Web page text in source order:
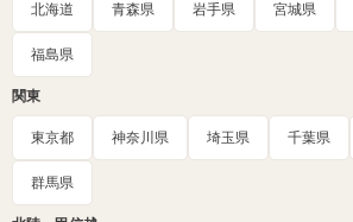
北海道 青森県 岩手県 宮城県
福島県
関東
東京都 神奈川県 埼玉県 千葉県
群馬県